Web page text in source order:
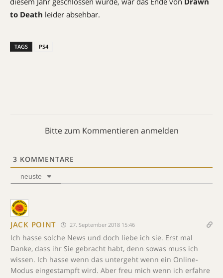
to Death leider absehbar.
TAGS PS4
Bitte zum Kommentieren anmelden
3 KOMMENTARE
neuste
JACK POINT 27. September 2018 15:46
Ich hasse solche News und doch liebe ich sie. Erst mal
Danke, dass ihr Sie gebracht habt, denn sowas muss ich
wissen. Ich hasse wenn das untergeht wenn ein Online-
Modus eingestampft wird. Aber freu mich wenn ich erfahre